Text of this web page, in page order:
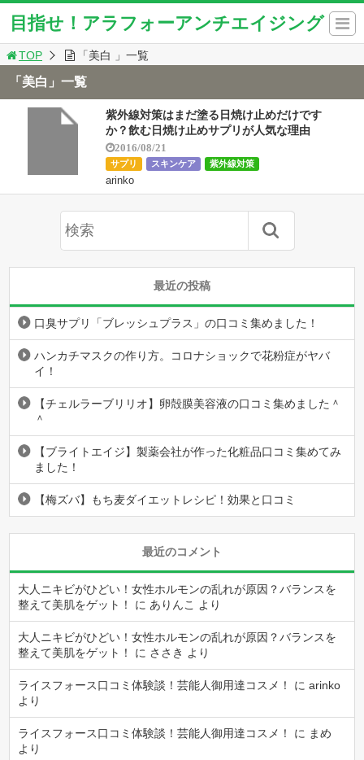
目指せ！アラフォーアンチエイジング
TOP 「美白 」一覧
「美白」一覧
紫外線対策はまだ塗る日焼け止めだけです
か？飲む日焼け止めサプリが人気な理由
2016/08/21
サプリ スキンケア 紫外線対策
arinko
最近の投稿
口臭サプリ「ブレッシュプラス」の口コミ集めました！
ハンカチマスクの作り方。コロナショックで花粉症がヤバ
イ！
【チェルラーブリリオ】卵殻膜美容液の口コミ集めました＾
＾
【ブライトエイジ】製薬会社が作った化粧品口コミ集めてみ
ました！
【梅ズバ】もち麦ダイエットレシピ！効果と口コミ
最近のコメント
大人ニキビがひどい！女性ホルモンの乱れが原因？バランスを
整えて美肌をゲット！
に ありんこ より
大人ニキビがひどい！女性ホルモンの乱れが原因？バランスを
整えて美肌をゲット！
に ささき より
ライスフォース口コミ体験談！芸能人御用達コスメ！ にarinko
より
ライスフォース口コミ体験談！芸能人御用達コスメ！ に まめ
より